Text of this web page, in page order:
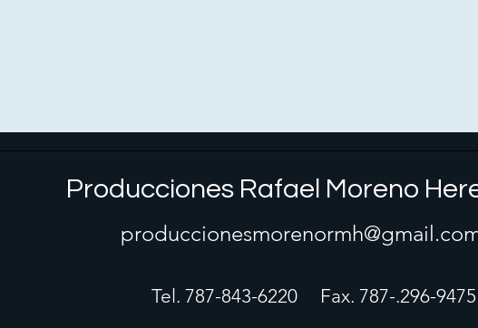
Producciones Rafael Moreno
Tel. 787-843-6220 Fax. 787-.296-9475